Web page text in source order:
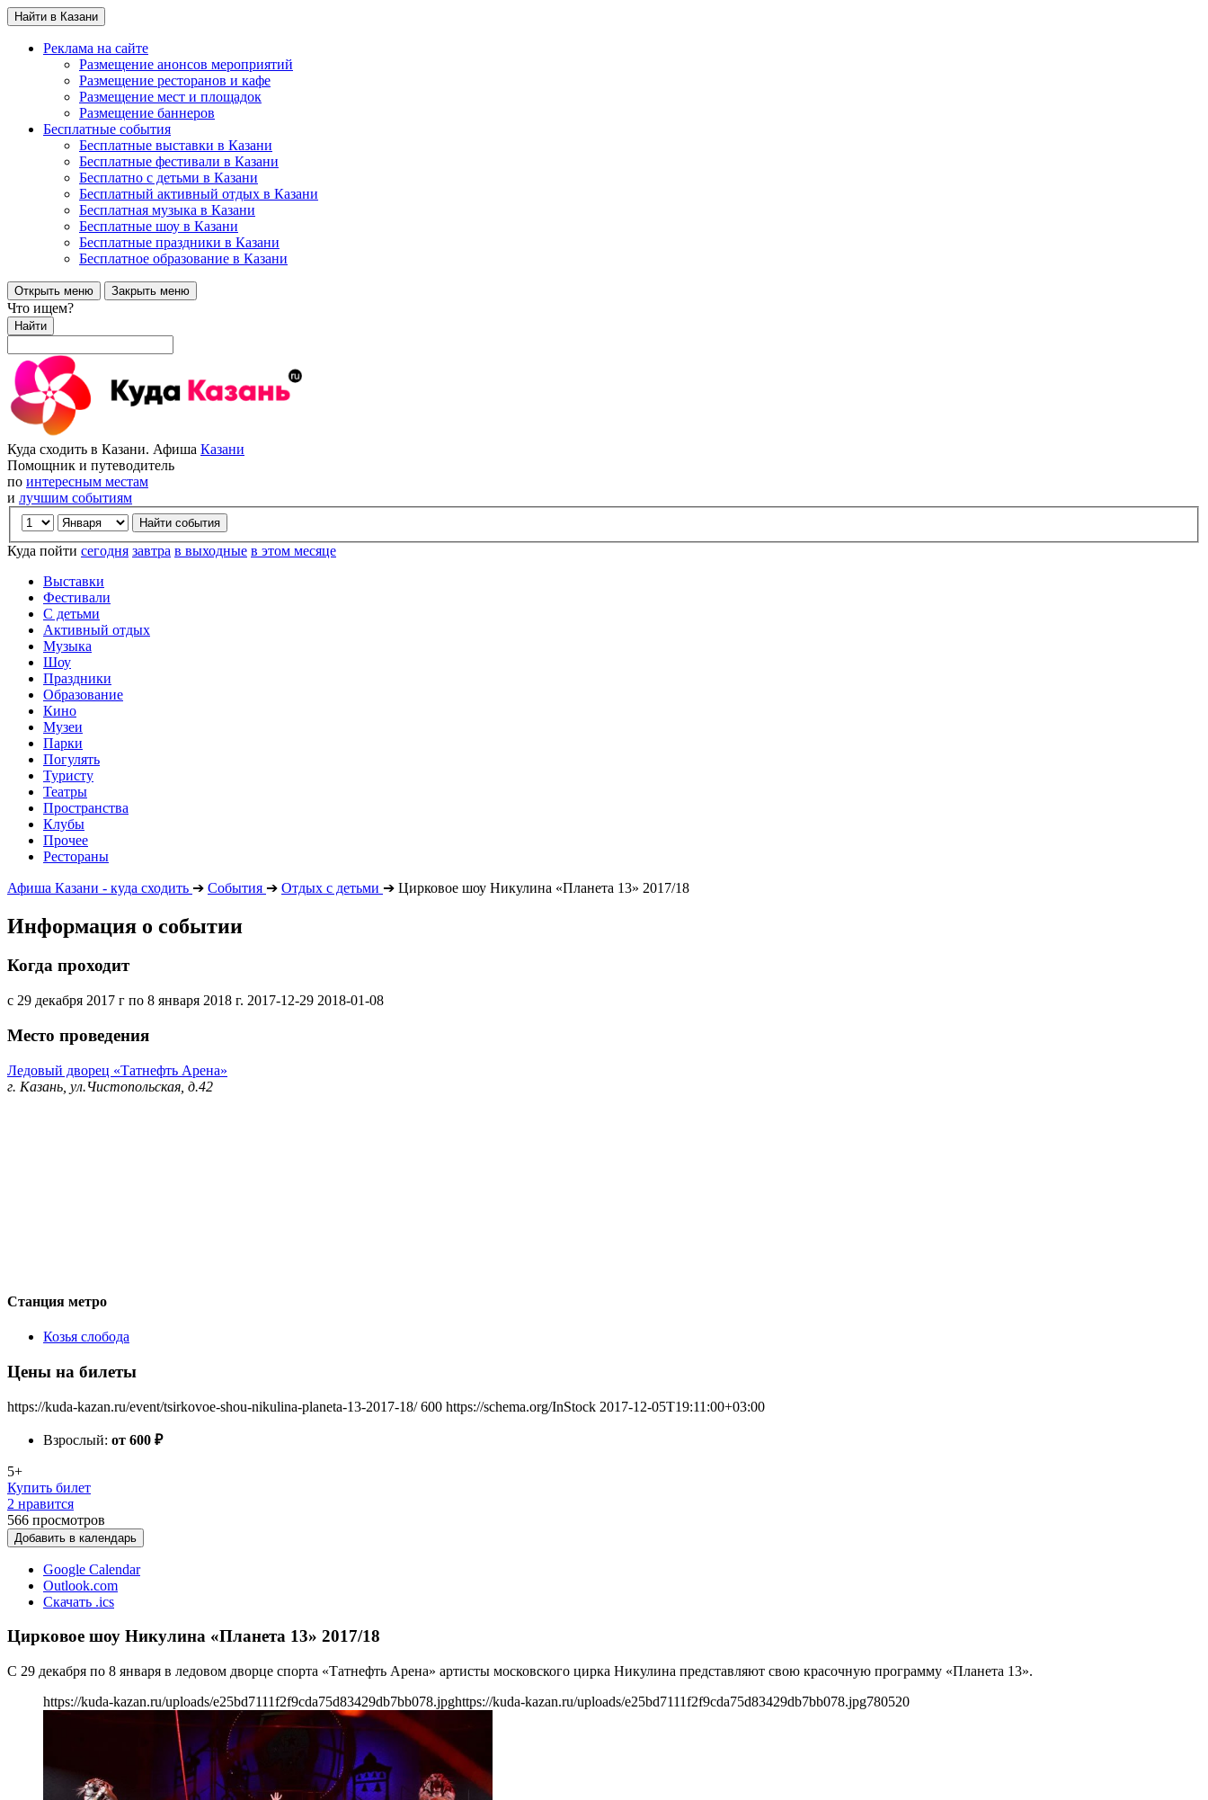
Найти в Казани
Реклама на сайте
Размещение анонсов мероприятий
Размещение ресторанов и кафе
Размещение мест и площадок
Размещение баннеров
Бесплатные события
Бесплатные выставки в Казани
Бесплатные фестивали в Казани
Бесплатно с детьми в Казани
Бесплатный активный отдых в Казани
Бесплатная музыка в Казани
Бесплатные шоу в Казани
Бесплатные праздники в Казани
Бесплатное образование в Казани
Открыть меню Закрыть меню
Что ищем?
Найти
Куда сходить в Казани. Афиша Казани
Помощник и путеводитель
по интересным местам
и лучшим событиям
Куда пойти сегодня завтра в выходные в этом месяце
Выставки
Фестивали
С детьми
Активный отдых
Музыка
Шоу
Праздники
Образование
Кино
Музеи
Парки
Погулять
Туристу
Театры
Пространства
Клубы
Прочее
Рестораны
Афиша Казани - куда сходить ➔ События ➔ Отдых с детьми ➔ Цирковое шоу Никулина «Планета 13» 2017/18
Информация о событии
Когда проходит
с 29 декабря 2017 г по 8 января 2018 г. 2017-12-29 2018-01-08
Место проведения
Ледовый дворец «Татнефть Арена»
г. Казань, ул.Чистопольская, д.42
Станция метро
Козья слобода
Цены на билеты
https://kuda-kazan.ru/event/tsirkovoe-shou-nikulina-planeta-13-2017-18/ 600 https://schema.org/InStock 2017-12-05T19:11:00+03:00
Взрослый: от 600 ₽
5+
Купить билет
2 нравится
566 просмотров
Добавить в календарь
Google Calendar
Outlook.com
Скачать .ics
Цирковое шоу Никулина «Планета 13» 2017/18
С 29 декабря по 8 января в ледовом дворце спорта «Татнефть Арена» артисты московского цирка Никулина представляют свою красочную программу «Планета 13».
https://kuda-kazan.ru/uploads/e25bd7111f2f9cda75d83429db7bb078.jpghttps://kuda-kazan.ru/uploads/e25bd7111f2f9cda75d83429db7bb078.jpg780520